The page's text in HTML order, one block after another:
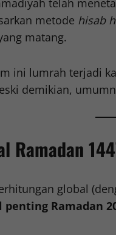
telah
metode hisab
matang.
ini lumrah terjadi
demikian,
Ramadan
global
Ramadan